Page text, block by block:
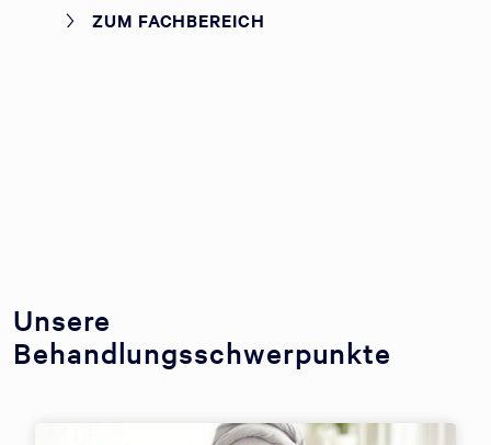
ZUM FACHBEREICH
Unsere
Behandlungsschwerpunkte